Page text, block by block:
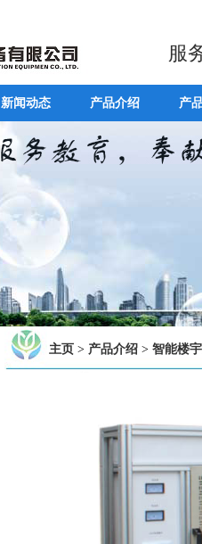
服
新闻动态 产品介绍 产
主页 > 产品介绍 > 智能楼